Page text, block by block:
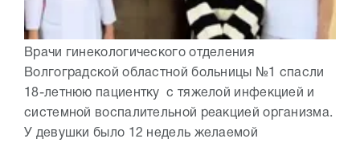
Врачи гинекологического отделения
Волгоградской областной больницы №1 спасли
18-летнюю пациентку с тяжелой инфекцией и
системной воспалительной реакцией организма.
У девушки было 12 недель желаемой